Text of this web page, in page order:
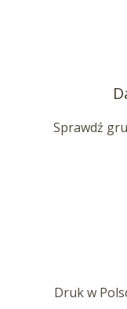
Sprawdź
Druk w